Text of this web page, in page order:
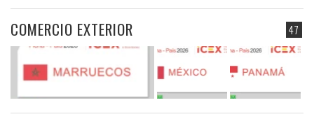
47
COMERCIO EXTERIOR